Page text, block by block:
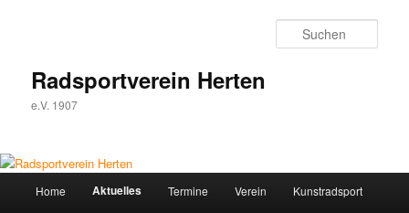
Radsportverein Herten
e.V. 1907
Home Aktuelles Termine Verein Kunstradsport